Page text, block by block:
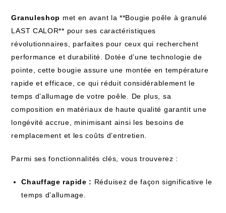
Granuleshop met en avant la **Bougie poêle à granulé
LAST CALOR** pour ses caractéristiques
révolutionnaires, parfaites pour ceux qui recherchent
performance et durabilité. Dotée d’une technologie de
pointe, cette bougie assure une montée en température
rapide et efficace, ce qui réduit considérablement le
temps d’allumage de votre poêle. De plus, sa
composition en matériaux de haute qualité garantit une
longévité accrue, minimisant ainsi les besoins de
remplacement et les coûts d’entretien.
Parmi ses fonctionnalités clés, vous trouverez :
Chauffage rapide : Réduisez de façon significative le
temps d’allumage.